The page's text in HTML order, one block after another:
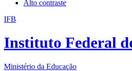
Alto contraste
IFB
Instituto Federal
Ministério da Educação